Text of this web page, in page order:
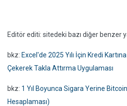
Editör editi: sitedeki bazı diğer benzer
bkz: Excel'de 2025 Yılı İçin Kredi
Çekerek Takla Attırma Uygulaması
bkz: 1 Yıl Boyunca Sigara Yerine
Hesaplaması)